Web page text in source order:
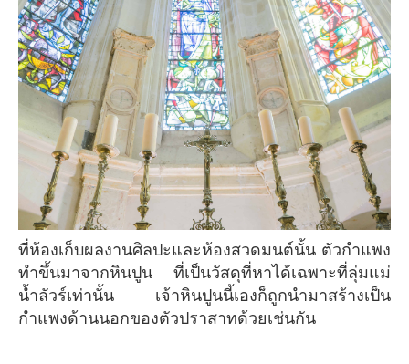
ที่ห้องเก็บผลงานศิลปะและห้องสวดมนต์นั้น ตัวกำแพง
ทำขึ้นมาจากหินปูน ที่เป็นวัสดุที่หาได้เฉพาะที่ลุ่มแม่
น้ำลัวร์เท่านั้น เจ้าหินปูนนี้เองก็ถูกนำมาสร้างเป็น
กำแพงด้านนอกของตัวปราสาทด้วยเช่นกัน